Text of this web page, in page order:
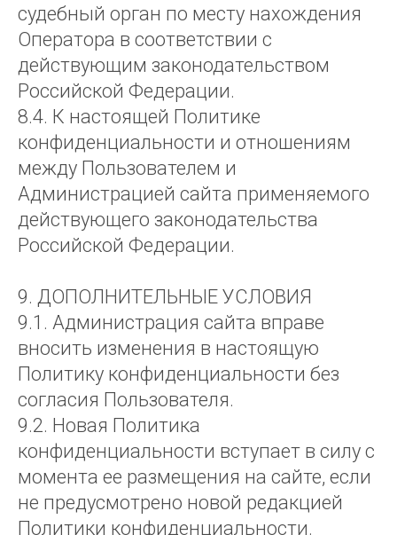
судебный орган по месту нахождения
Оператора в соответствии с
действующим законодательством
Российской Федерации.
8.4. К настоящей Политике
конфиденциальности и отношениям
между Пользователем и
Администрацией сайта применяемого
действующего законодательства
Российской Федерации.
9. ДОПОЛНИТЕЛЬНЫЕ УСЛОВИЯ
9.1. Администрация сайта вправе
вносить изменения в настоящую
Политику конфиденциальности без
согласия Пользователя.
9.2. Новая Политика
конфиденциальности вступает в силу с
момента ее размещения на сайте, если
не предусмотрено новой редакцией
Политики конфиденциальности.